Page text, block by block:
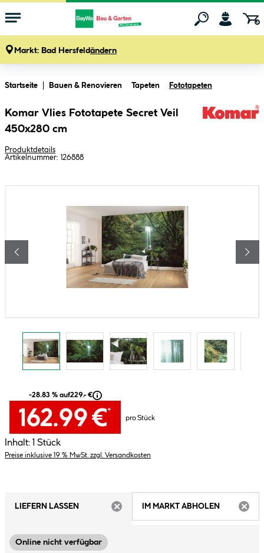
Markt: Bad Hersfeldändern
Startseite Bauen & Renovieren Tapeten Fototapeten
Komar Vlies Fototapete Secret Veil
450x280 cm
Produktdetails
Artikelnummer: 126888
-28.83 % auf229.- €
162.99 €*
pro Stück
Inhalt: 1 Stück
Preise inklusive 19 % MwSt. zzgl. Versandkosten
LIEFERN LASSEN
IM MARKT ABHOLEN
Online nicht verfügbar